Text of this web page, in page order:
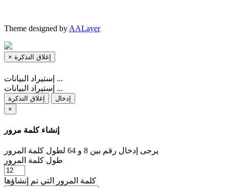
Theme designed by AALayer
× إغلاق التذكرة
إستيراد البيانات ...
إستيراد البيانات ...
إغلاق التذكرة
إدخال
×
إنشاء كلمة مرور
يرجى إدخال رقم بين 8 و 64 لطول كلمة المرور
طول كلمة المرور
كلمة المرور التي تم إنشاؤها